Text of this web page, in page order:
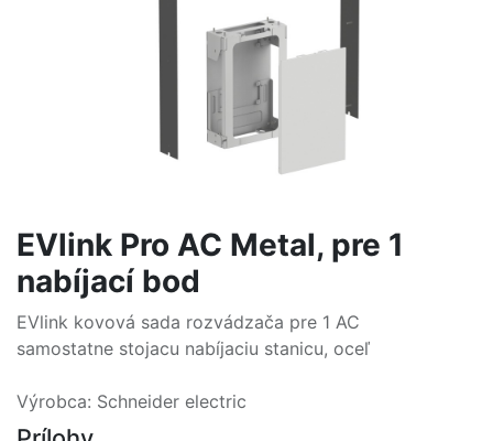
EVlink Pro AC Metal, pre 1
nabíjací bod
EVlink kovová sada rozvádzača pre 1 AC
samostatne stojacu nabíjaciu stanicu, oceľ
Výrobca: Schneider electric